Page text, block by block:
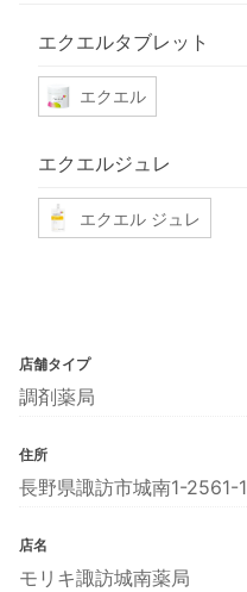
エクエルタブレット
エクエル
エクエルジュレ
エクエル ジュレ
店舗タイプ
調剤薬局
住所
長野県諏訪市城南1-2561-1
店名
モリキ諏訪城南薬局